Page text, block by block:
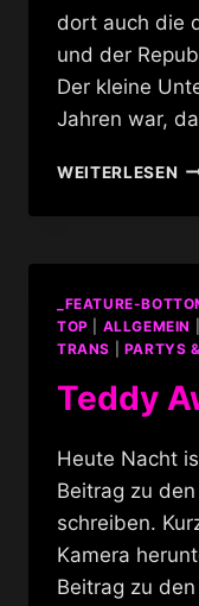
dort auch die
und der
Der kleine
Jahren war,
WEITERLESEN
_FEATURE-
TOP
ALLGEMEIN
TRANS
PARTYS
Teddy
Heute Nacht
Beitrag zu
schreiben.
Kamera
Beitrag zu